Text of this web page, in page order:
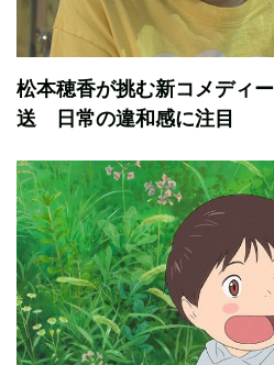
松本穂香が挑む新コメディ
送 日常の違和感に注目